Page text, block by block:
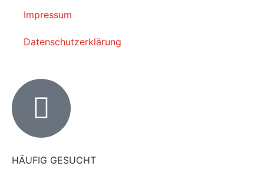
Impressum
Datenschutzerklärung
HÄUFIG GESUCHT